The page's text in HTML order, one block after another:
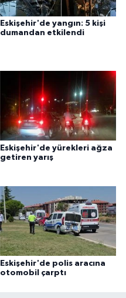
Eskişehir'de yangın: 5 kişi
dumandan etkilendi
Eskişehir'de yürekleri ağza
getiren yarış
Eskişehir'de polis aracına
otomobil çarptı